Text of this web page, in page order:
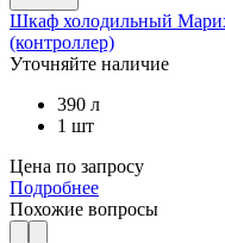
Шкаф холодильный
(контроллер)
Уточняйте наличие
390 л
1 шт
Цена по запросу
Подробнее
Похожие вопросы